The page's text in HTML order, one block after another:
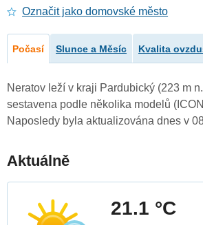
Označit jako domovské město
Počasí Slunce a Měsíc Kvalita
Neratov leží v kraji Pardubický (223 m
sestavena podle několika modelů
Naposledy byla aktualizována dnes v
Aktuálně
21.1 °C